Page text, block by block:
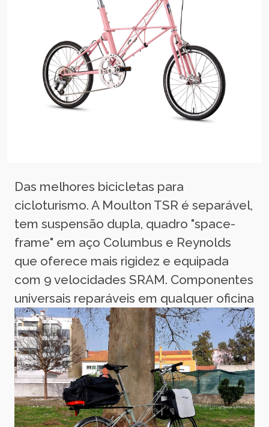
Das melhores bicicletas para
cicloturismo. A Moulton TSR é separável,
tem suspensão dupla, quadro "space-
frame" em aço Columbus e Reynolds
que oferece mais rigidez e equipada
com 9 velocidades SRAM. Componentes
universais reparáveis em qualquer oficina